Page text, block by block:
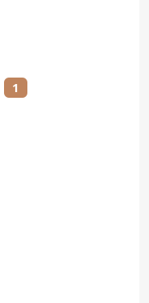
1